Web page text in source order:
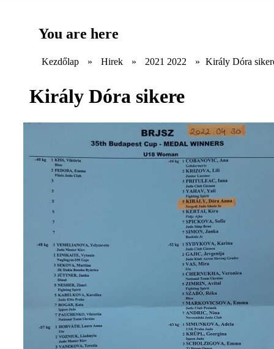
You are here
Kezdőlap » Hirek » 2021 2022 » Király Dóra
Király Dóra sikere